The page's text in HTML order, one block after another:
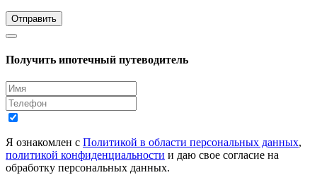
Отправить
Получить ипотечный путеводитель
Я ознакомлен с Политикой в области персональных данных,
политикой конфиденциальности и даю свое согласие на
обработку персональных данных.